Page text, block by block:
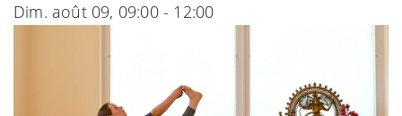
Dim. août 09, 09:00 - 12:00